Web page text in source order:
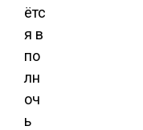
ётс
я в
по
лн
оч
ь